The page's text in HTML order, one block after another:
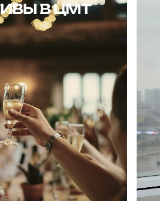
В ЦМТ